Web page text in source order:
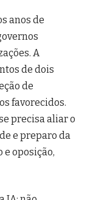
anos de
A
de dois
de
favorecidos.
precisa aliar o
e preparo da
e oposição,